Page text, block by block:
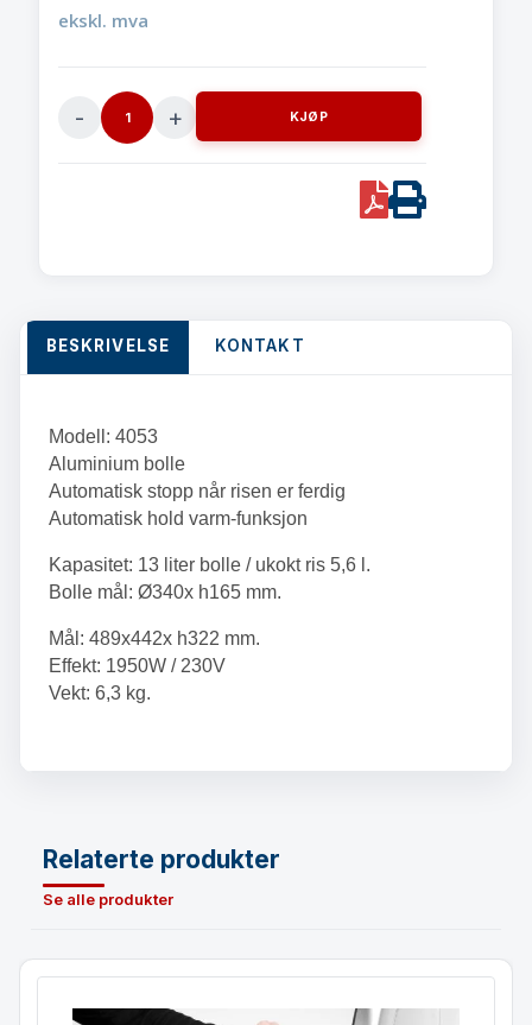
ekskl. mva
Riskoker
quantity
KJØP
PDFPrint
BESKRIVELSE KONTAKT
Modell: 4053
Aluminium bolle
Automatisk stopp når risen er ferdig
Automatisk hold varm-funksjon
Kapasitet: 13 liter bolle / ukokt ris 5,6 l.
Bolle mål: Ø340x h165 mm.
Mål: 489x442x h322 mm.
Effekt: 1950W / 230V
Vekt: 6,3 kg.
Relaterte produkter
Se alle produkter